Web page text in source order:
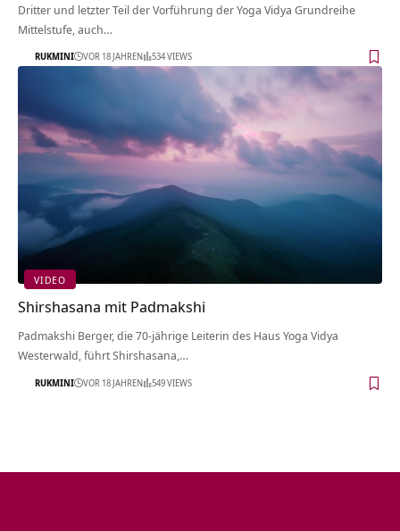
Dritter und letzter Teil der Vorführung der Yoga Vidya Grundreihe
Mittelstufe, auch…
RUKMINI VOR 18 JAHREN 534 VIEWS
VIDEO
Shirshasana mit Padmakshi
Padmakshi Berger, die 70-jährige Leiterin des Haus Yoga Vidya
Westerwald, führt Shirshasana,…
RUKMINI VOR 18 JAHREN 549 VIEWS